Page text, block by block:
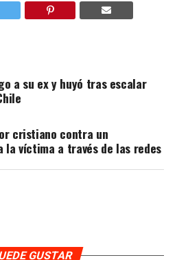
a su ex y huyó tras escalar
cristiano contra un
la víctima a través de las redes
GUSTAR